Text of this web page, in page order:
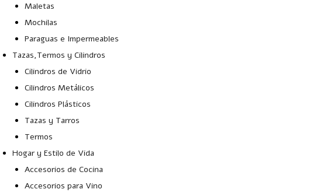
Maletas
Mochilas
Paraguas e Impermeables
Tazas,Termos y Cilindros
Cilindros de Vidrio
Cilindros Metálicos
Cilindros Plásticos
Tazas y Tarros
Termos
Hogar y Estilo de Vida
Accesorios de Cocina
Accesorios para Vino